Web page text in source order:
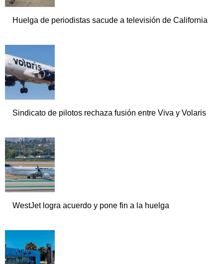
Huelga de periodistas sacude a televisión de California
Sindicato de pilotos rechaza fusión entre Viva y Volaris
WestJet logra acuerdo y pone fin a la huelga